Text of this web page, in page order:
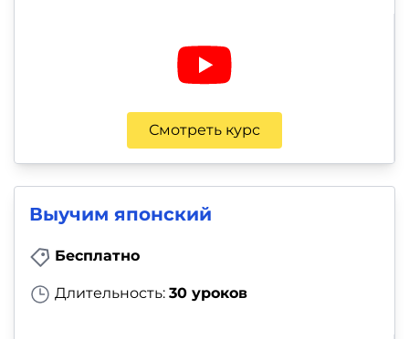
Смотреть курс
Выучим японский
Бесплатно
Длительность: 30 уроков